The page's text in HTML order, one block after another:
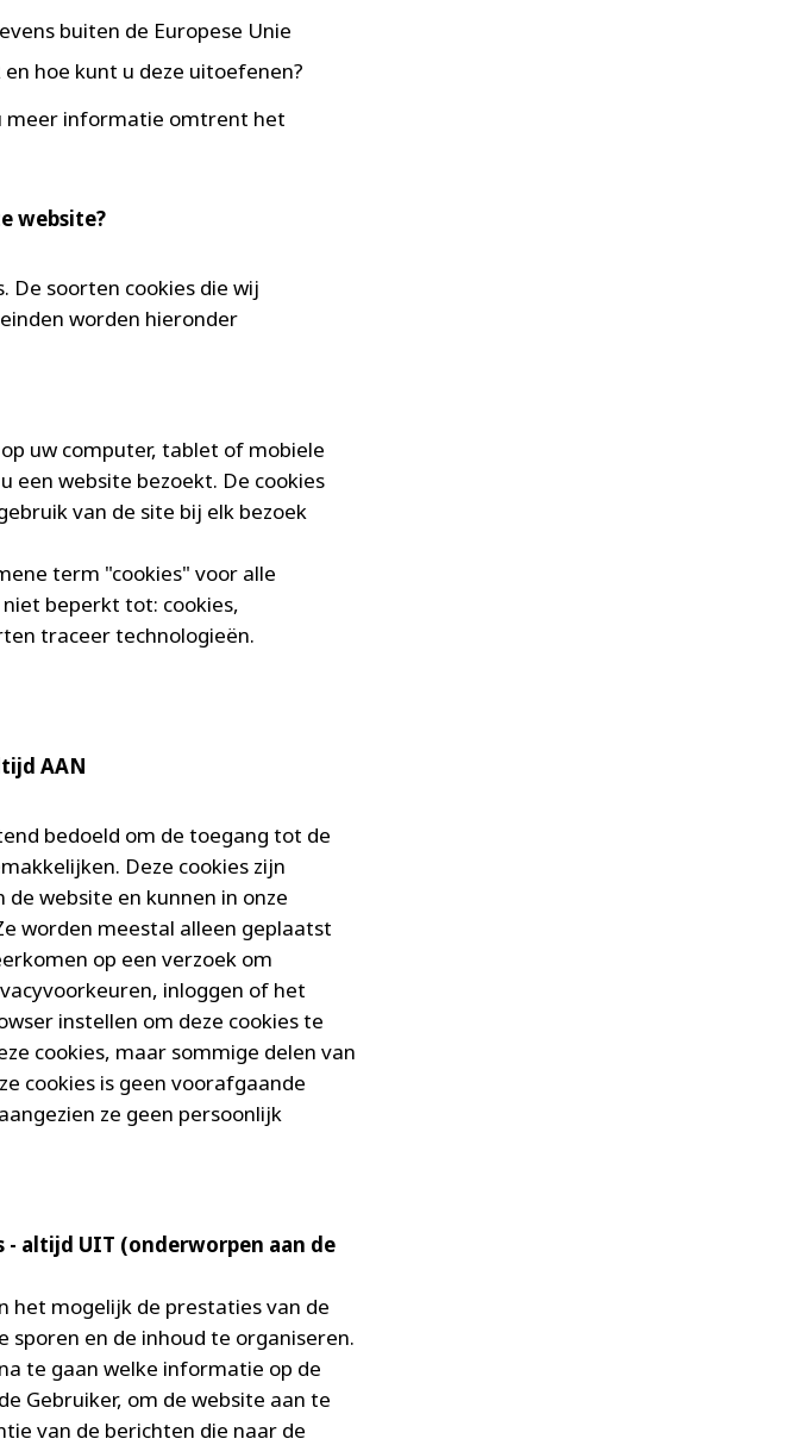
buiten de Europese Unie
hoe kunt u deze uitoefenen?
meer informatie omtrent het
website?
De soorten cookies die wij
worden hieronder
uw computer, tablet of mobiele
een website bezoekt. De cookies
van de site bij elk bezoek
term "cookies" voor alle
beperkt tot: cookies,
traceer technologieën.
AAN
bedoeld om de toegang tot de
Deze cookies zijn
website en kunnen in onze
worden meestal alleen geplaatst
op een verzoek om
inloggen of het
instellen om deze cookies te
cookies, maar sommige delen van
cookies is geen voorafgaande
ze geen persoonlijk
- altijd UIT (onderworpen aan de
het mogelijk de prestaties van de
en de inhoud te organiseren.
te gaan welke informatie op de
Gebruiker, om de website aan te
van de berichten die naar de